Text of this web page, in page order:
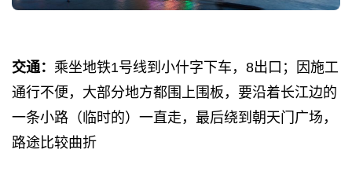
交通： 乘坐地铁1号线到小什字下车，8出口；因施工
通行不便，大部分地方都围上围板，要沿着长江边的
一条小路（临时的）一直走，最后绕到朝天门广场，
路途比较曲折